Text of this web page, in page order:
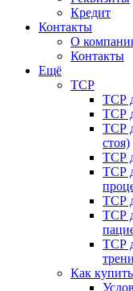
Кредит
Контакты
О
Контакты
Ещё
ТСР
ТСР
ТСР
ТСР
стоя)
ТСР
ТСР
ТСР
ТСР
ТСР
Как купить